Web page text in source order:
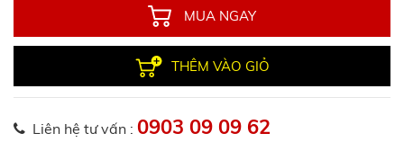
MUA NGAY
THÊM VÀO GIỎ
Liên hệ tư vấn : 0903 09 09 62